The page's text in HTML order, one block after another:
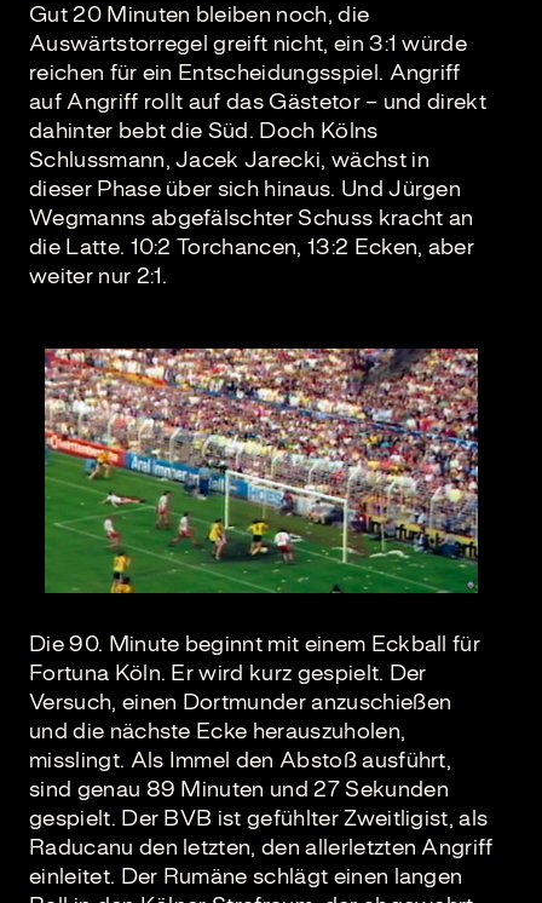
Gut 20 Minuten bleiben noch, die
Auswärtstorregel greift nicht, ein 3:1 würde
reichen für ein Entscheidungsspiel. Angriff
auf Angriff rollt auf das Gästetor – und direkt
dahinter bebt die Süd. Doch Kölns
Schlussmann, Jacek Jarecki, wächst in
dieser Phase über sich hinaus. Und Jürgen
Wegmanns abgefälschter Schuss kracht an
die Latte. 10:2 Torchancen, 13:2 Ecken, aber
weiter nur 2:1.
Die 90. Minute beginnt mit einem Eckball für
Fortuna Köln. Er wird kurz gespielt. Der
Versuch, einen Dortmunder anzuschießen
und die nächste Ecke herauszuholen,
misslingt. Als Immel den Abstoß ausführt,
sind genau 89 Minuten und 27 Sekunden
gespielt. Der BVB ist gefühlter Zweitligist, als
Raducanu den letzten, den allerletzten Angriff
einleitet. Der Rumäne schlägt einen langen